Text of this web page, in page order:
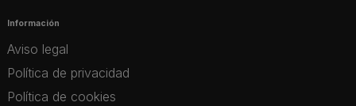
Información
Aviso legal
Política de privacidad
Política de cookies